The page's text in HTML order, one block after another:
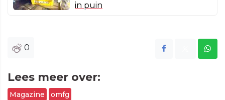
in puin
0
Lees meer over:
Magazine omfg